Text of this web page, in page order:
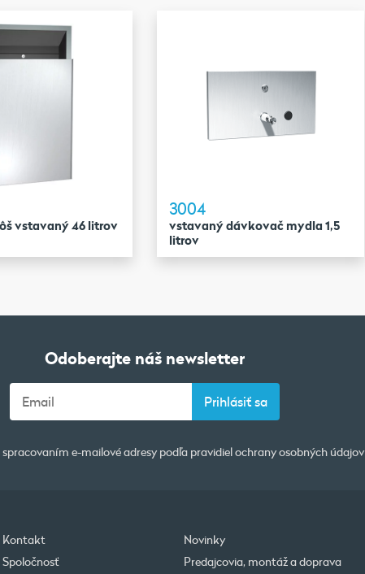
vstavaný 46 litrov
3004
vstavaný dávkovač mydla 1,5
litrov
Odoberajte náš newsletter
e-mailové adresy podľa pravidielochrany osobných údajov
Kontakt
Novinky
Spoločnosť
Predajcovia, montáž a doprava